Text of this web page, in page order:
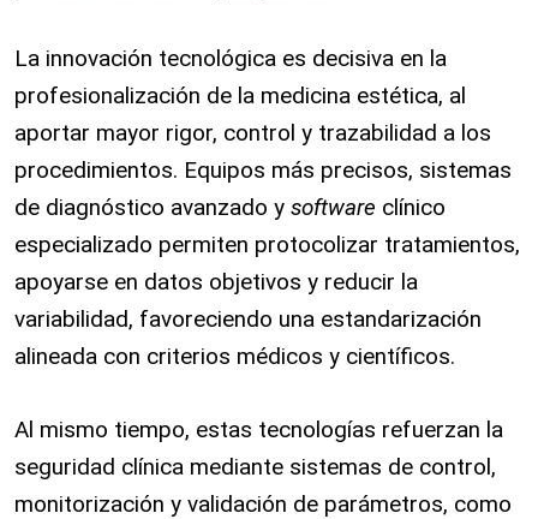
La innovación tecnológica es decisiva en la
profesionalización de la medicina estética, al
aportar mayor rigor, control y trazabilidad a los
procedimientos. Equipos más precisos, sistemas
de diagnóstico avanzado y software clínico
especializado permiten protocolizar tratamientos,
apoyarse en datos objetivos y reducir la
variabilidad, favoreciendo una estandarización
alineada con criterios médicos y científicos.
Al mismo tiempo, estas tecnologías refuerzan la
seguridad clínica mediante sistemas de control,
monitorización y validación de parámetros, como